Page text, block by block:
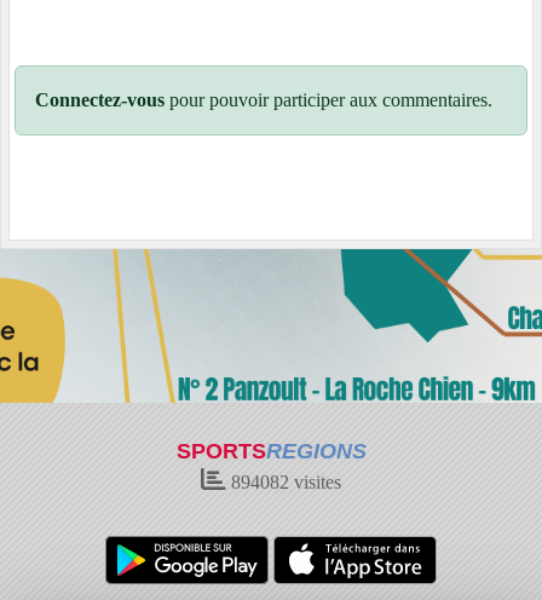
Connectez-vous pour pouvoir participer aux commentaires.
SPORTSREGIONS
894082 visites